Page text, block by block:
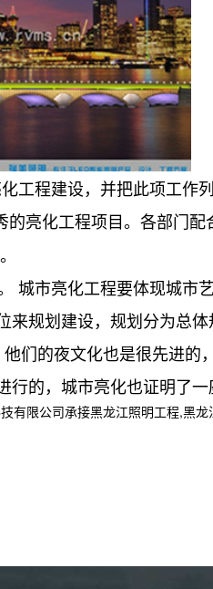
程建设，并把此项工作
的亮化工程项目。各部门
市亮化工程要体现城市
规划建设，规划分为总
们的夜文化也是很先进
的，城市亮化也证明了一
限公司承接黑龙江照明工程,黑